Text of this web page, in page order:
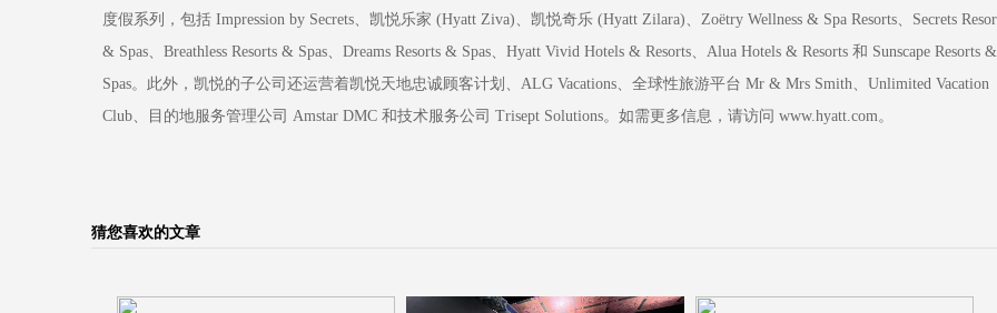
度假系列，包括 Impression by Secrets、凯悦乐家 (Hyatt Ziva)、凯悦奇乐 (Hyatt Zilara)、Zoëtry Wellness & Spa Resorts、Secrets
& Spas、Breathless Resorts & Spas、Dreams Resorts & Spas、Hyatt Vivid Hotels & Resorts、Alua Hotels & Resorts 和 Sunscape Resorts &
Spas。此外，凯悦的子公司还运营着凯悦天地忠诚顾客计划、ALG Vacations、全球性旅游平台 Mr & Mrs Smith、Unlimited Vacation
Club、目的地服务管理公司 Amstar DMC 和技术服务公司 Trisept Solutions。如需更多信息，请访问 www.hyatt.com。
猜您喜欢的文章